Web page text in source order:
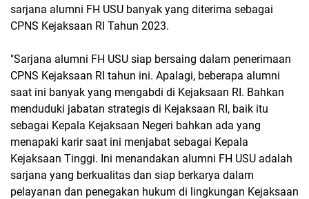
sarjana alumni FH USU banyak yang diterima sebagai
CPNS Kejaksaan RI Tahun 2023.
"Sarjana alumni FH USU siap bersaing dalam penerimaan
CPNS Kejaksaan RI tahun ini. Apalagi, beberapa alumni
saat ini banyak yang mengabdi di Kejaksaan RI. Bahkan
menduduki jabatan strategis di Kejaksaan RI, baik itu
sebagai Kepala Kejaksaan Negeri bahkan ada yang
menapaki karir saat ini menjabat sebagai Kepala
Kejaksaan Tinggi. Ini menandakan alumni FH USU adalah
sarjana yang berkualitas dan siap berkarya dalam
pelayanan dan penegakan hukum di lingkungan Kejaksaan